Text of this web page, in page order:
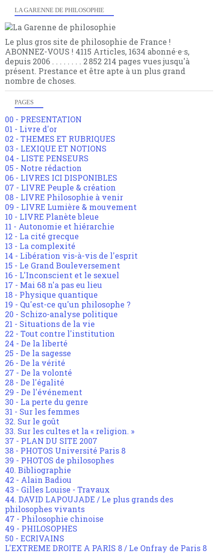
LA GARENNE DE PHILOSOPHIE
Le plus gros site de philosophie de France !
ABONNEZ-VOUS ! 4115 Articles, 1634 abonné·e·s,
depuis 2006 . . . . . . . . 2 852 214 pages vues jusqu'à
présent. Prestance et être apte à un plus grand
nombre de choses.
PAGES
00 - PRESENTATION
01 - Livre d'or
02 - THEMES ET RUBRIQUES
03 - LEXIQUE ET NOTIONS
04 - LISTE PENSEURS
05 - Notre rédaction
06 - LIVRES ICI DISPONIBLES
07 - LIVRE Peuple & création
08 - LIVRE Philosophie à venir
09 - LIVRE Lumière & mouvement
10 - LIVRE Planète bleue
11 - Autonomie et hiérarchie
12 - La cité grecque
13 - La complexité
14 - Libération vis-à-vis de l'esprit
15 - Le Grand Bouleversement
16 - L'Inconscient et le sexuel
17 - Mai 68 n'a pas eu lieu
18 - Physique quantique
19 - Qu'est-ce qu'un philosophe ?
20 - Schizo-analyse politique
21 - Situations de la vie
22 - Tout contre l'institution
24 - De la liberté
25 - De la sagesse
26 - De la vérité
27 - De la volonté
28 - De l'égalité
29 - De l'événement
30 - La perte du genre
31 - Sur les femmes
32. Sur le goût
33. Sur les cultes et la « religion. »
37 - PLAN DU SITE 2007
38 - PHOTOS Université Paris 8
39 - PHOTOS de philosophes
40. Bibliographie
42 - Alain Badiou
43 - Gilles Louise - Travaux
44. DAVID LAPOUJADE / Le plus grands des
philosophes vivants
47 - Philosophie chinoise
49 - PHILOSOPHES
50 - ECRIVAINS
L'EXTREME DROITE A PARIS 8 / Le Onfray de Paris 8